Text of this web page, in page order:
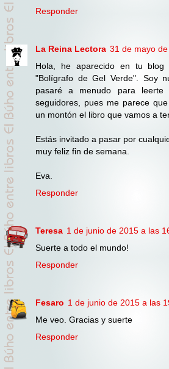
Responder
La Reina Lectora 31 de mayo
Hola, he aparecido en tu
"Bolígrafo de Gel Verde". Soy
pasaré a menudo para
seguidores, pues me parece
un montón el libro que vamos a
Estás invitado a pasar por
muy feliz fin de semana.
Eva.
Responder
Teresa 1 de junio de 2015 a las
Suerte a todo el mundo!
Responder
Fesaro 1 de junio de 2015 a las
Me veo. Gracias y suerte
Responder